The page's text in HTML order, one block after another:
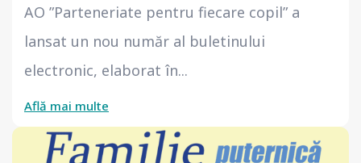
AO ”Parteneriate pentru fiecare copil” a
lansat un nou număr al buletinului
electronic, elaborat în...
Află mai multe